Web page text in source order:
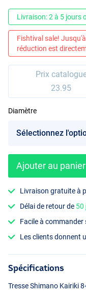
Livraison: 2 à 5 jours
Fishtival sale!
réduction est
Prix
23.95
Diamètre
Ajouter au panier
Livraison gratuite à
Délai de retour de 50
Facile à
Les clients donnent
Spécifications
Tresse Shimano Kairiki